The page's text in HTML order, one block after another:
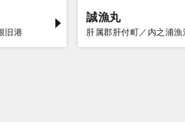
旧港
誠漁丸
肝属郡肝付町／内之浦漁